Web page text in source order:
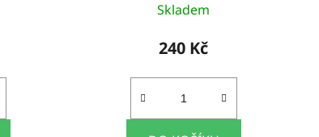
Skladem
240 Kč